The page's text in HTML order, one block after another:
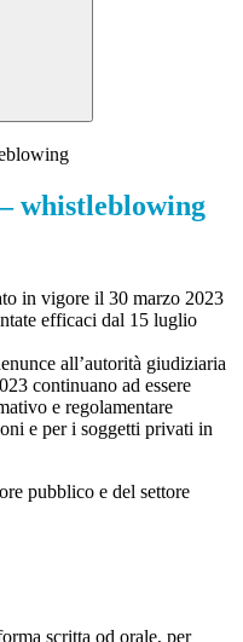
whistleblowing
in vigore il 30 marzo 2023
efficaci dal 15 luglio
all’autorità giudiziaria
continuano ad essere
e regolamentare
e per i soggetti privati in
pubblico e del settore
scritta od orale, per